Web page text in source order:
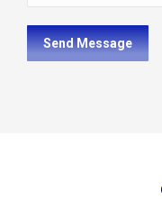
Send Message